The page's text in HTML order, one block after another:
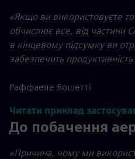
«Якщо ви використовуєте
обчислює все, від частини
в кінцевому підсумку ви
забезпечить продуктивність
Раффаеле Бошетті
Читати приклад
До побачення
«Причина, чому ми